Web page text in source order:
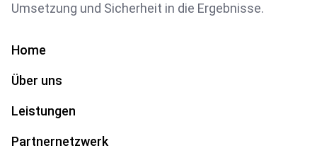
Umsetzung und Sicherheit in die Ergebnisse.
Home
Über uns
Leistungen
Partnernetzwerk